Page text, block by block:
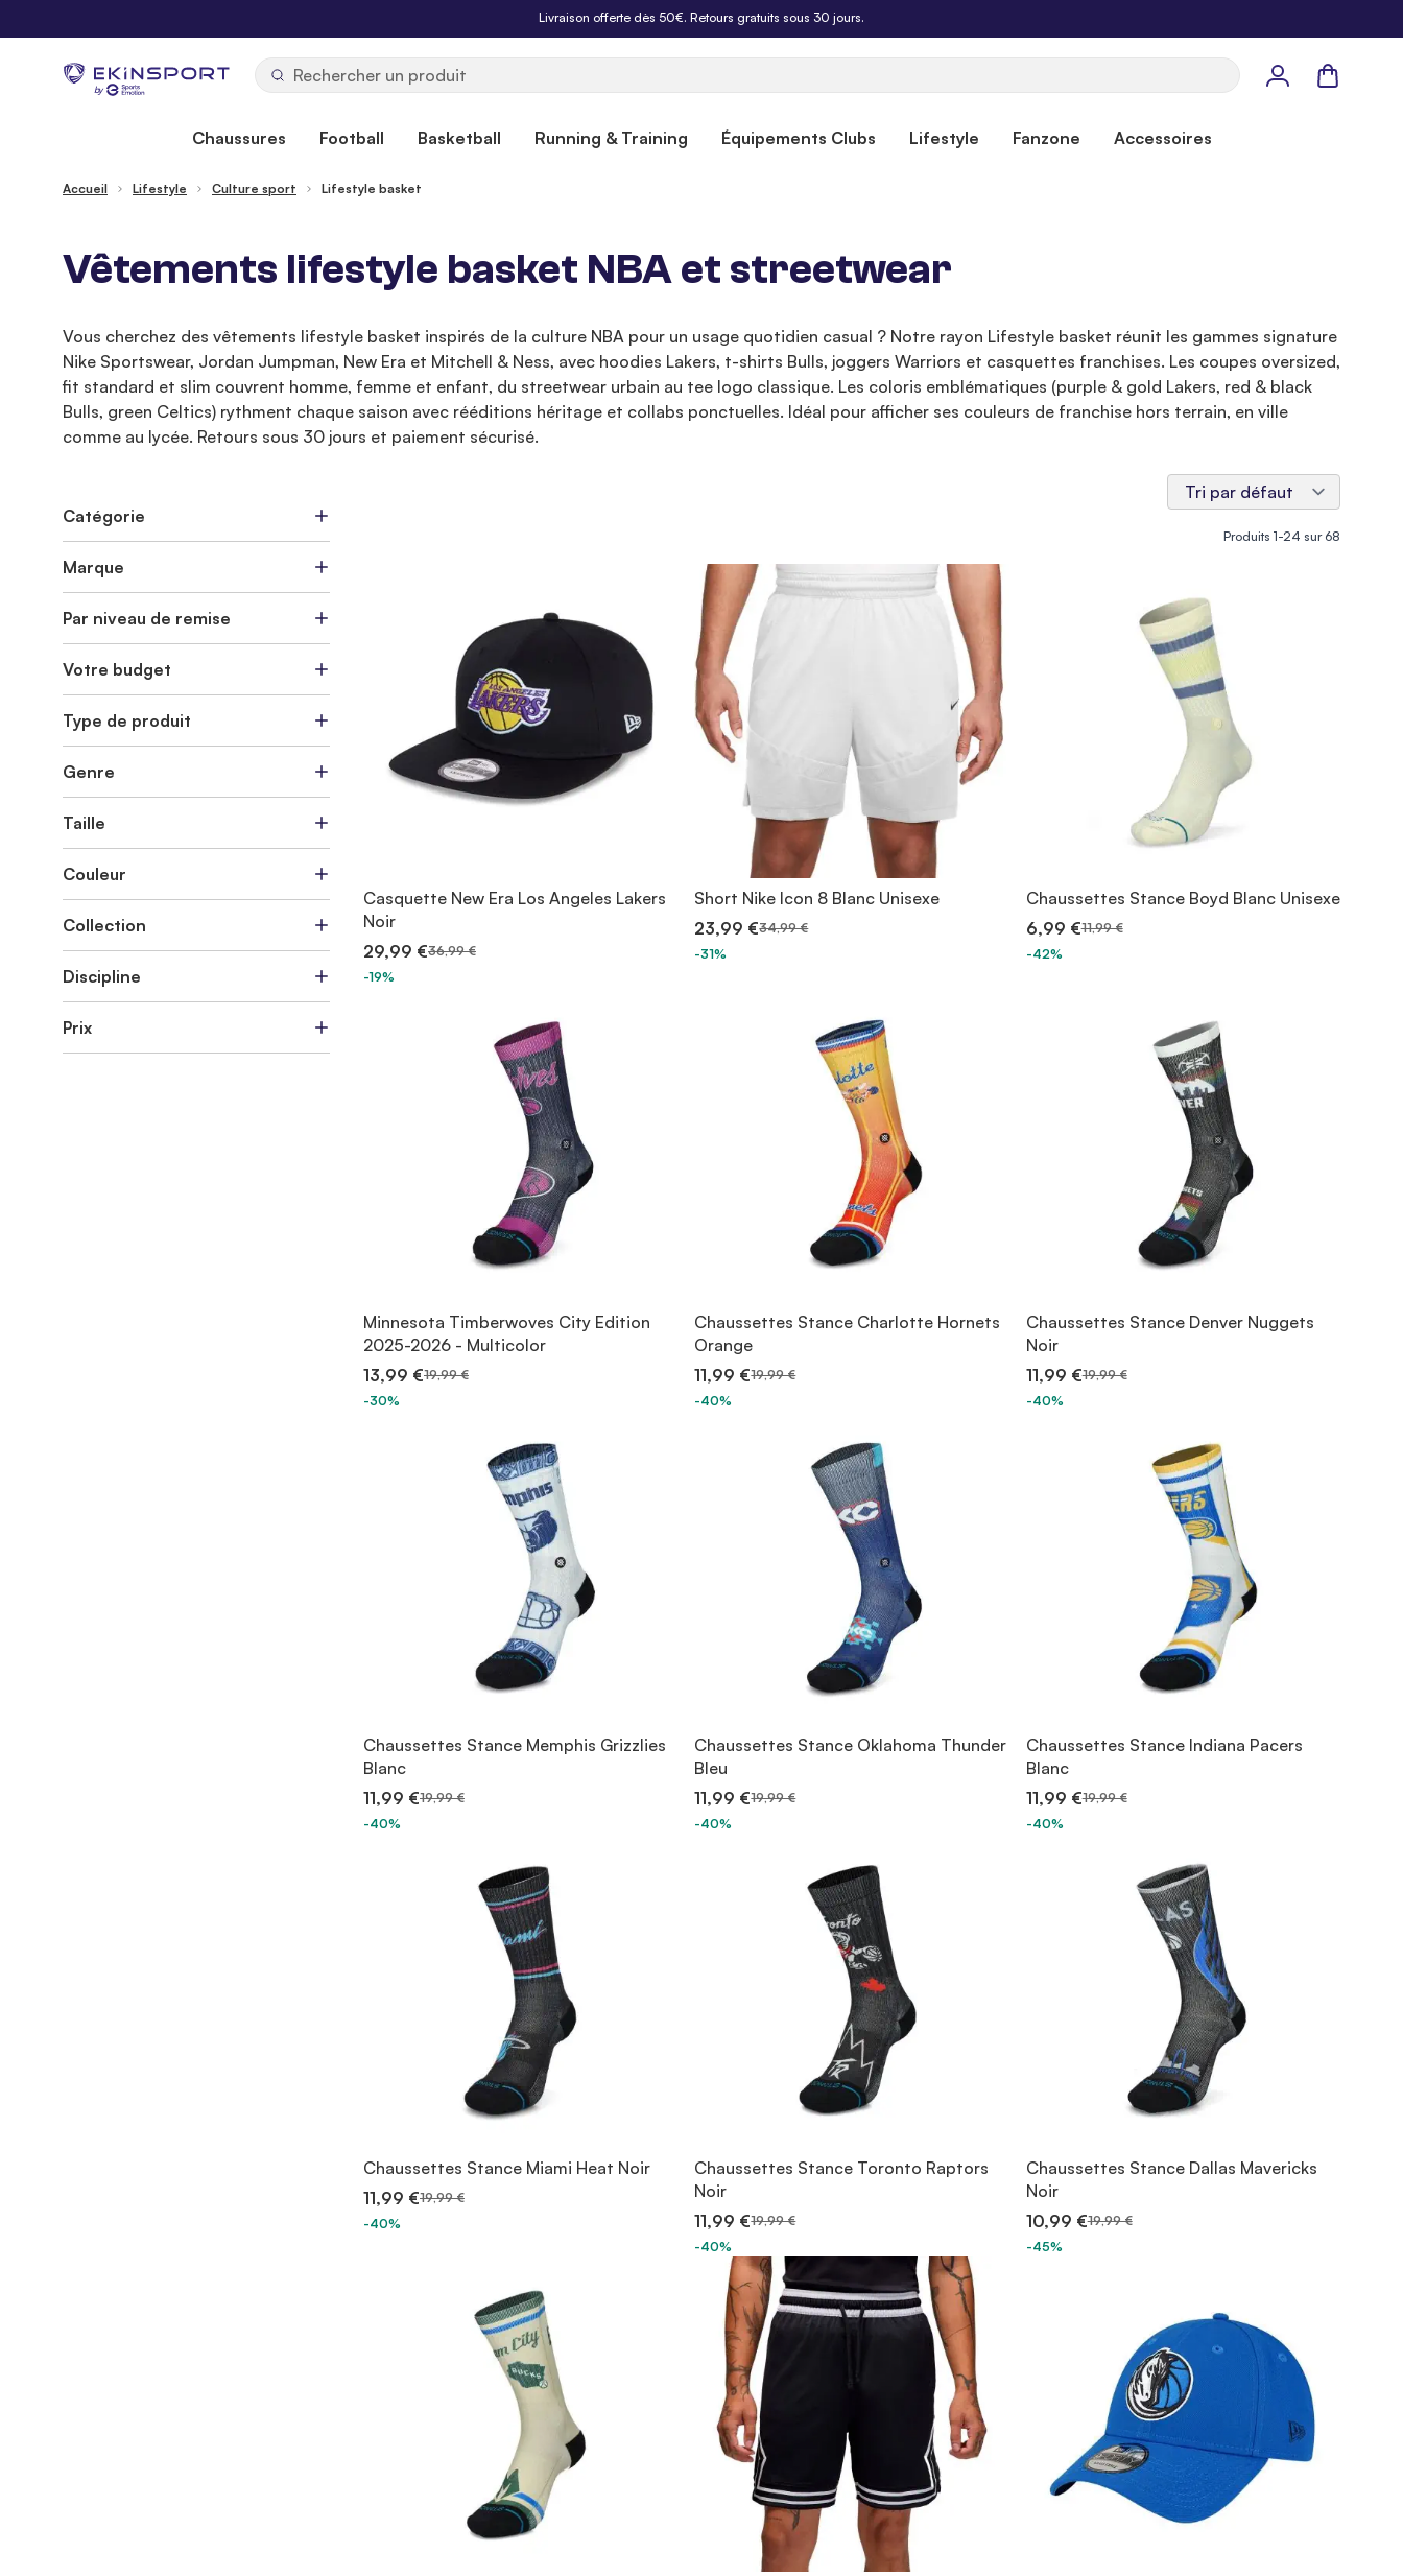
Livraison offerte dès 50€. Retours gratuits sous 30 jours.
by
Panier
Chaussures Football Basketball Running & Training Équipements Clubs Lifestyle Fanzone Accessoires
Accueil Lifestyle Culture sport Lifestyle basket
Vêtements lifestyle basket NBA et streetwear
Vous cherchez des vêtements lifestyle basket inspirés de la culture NBA pour un usage quotidien casual ? Notre rayon Lifestyle basket réunit les gammes signature
Nike Sportswear, Jordan Jumpman, New Era et Mitchell & Ness, avec hoodies Lakers, t-shirts Bulls, joggers Warriors et casquettes franchises. Les coupes oversized,
fit standard et slim couvrent homme, femme et enfant, du streetwear urbain au tee logo classique. Les coloris emblématiques (purple & gold Lakers, red & black
Bulls, green Celtics) rythment chaque saison avec rééditions héritage et collabs ponctuelles. Idéal pour afficher ses couleurs de franchise hors terrain, en ville
comme au lycée. Retours sous 30 jours et paiement sécurisé.
Produits 1-24 sur 68
Casquette New Era Los Angeles Lakers
Noir
29,99 €36,99 €
-19%
Short Nike Icon 8 Blanc Unisexe
23,99 €34,99 €
-31%
Chaussettes Stance Boyd Blanc Unisexe
6,99 €11,99 €
-42%
Minnesota Timberwoves City Edition
2025-2026 - Multicolor
13,99 €19,99 €
-30%
Chaussettes Stance Charlotte Hornets
Orange
11,99 €19,99 €
-40%
Chaussettes Stance Denver Nuggets
Noir
11,99 €19,99 €
-40%
Chaussettes Stance Memphis Grizzlies
Blanc
11,99 €19,99 €
-40%
Chaussettes Stance Oklahoma Thunder
Bleu
11,99 €19,99 €
-40%
Chaussettes Stance Indiana Pacers
Blanc
11,99 €19,99 €
-40%
Chaussettes Stance Miami Heat Noir
11,99 €19,99 €
-40%
Chaussettes Stance Toronto Raptors
Noir
11,99 €19,99 €
-40%
Chaussettes Stance Dallas Mavericks
Noir
10,99 €19,99 €
-45%
Catégorie
Marque
Par niveau de remise
Votre budget
Type de produit
Genre
Taille
Couleur
Collection
Discipline
Prix